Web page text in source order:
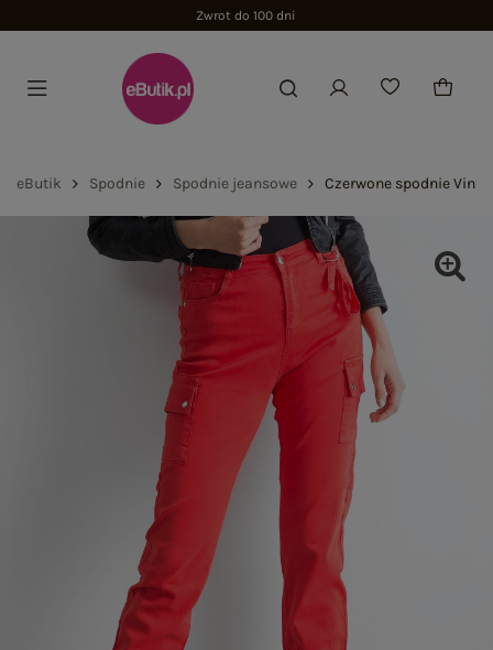
Zwrot do 100 dni
eButik Spodnie Spodnie jeansowe Czerwone spodnie